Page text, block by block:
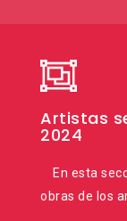
Artistas
2024
En esta
obras de los